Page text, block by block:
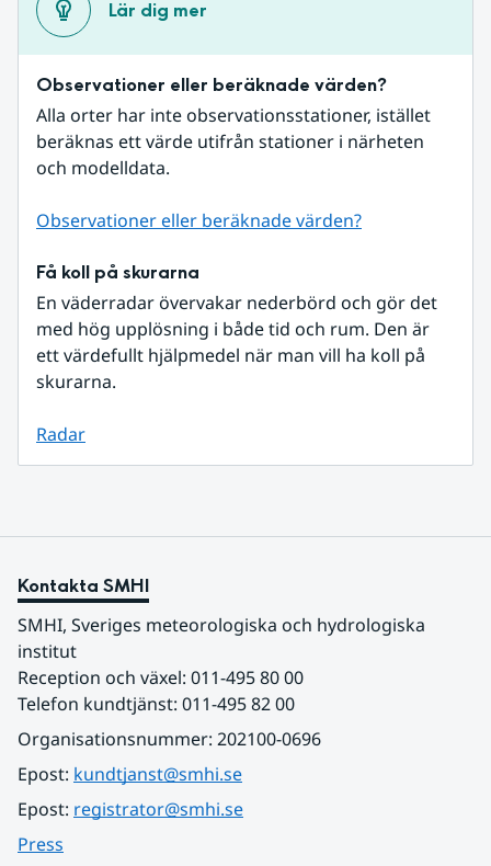
Lär dig mer
Observationer eller beräknade värden?
Alla orter har inte observationsstationer, istället
beräknas ett värde utifrån stationer i närheten
och modelldata.
Observationer eller beräknade värden?
Få koll på skurarna
En väderradar övervakar nederbörd och gör det
med hög upplösning i både tid och rum. Den är
ett värdefullt hjälpmedel när man vill ha koll på
skurarna.
Radar
Kontakta SMHI
SMHI, Sveriges meteorologiska och hydrologiska
institut
Reception och växel: 011-495 80 00
Telefon kundtjänst: 011-495 82 00
Organisationsnummer: 202100-0696
Epost: kundtjanst@smhi.se
Epost: registrator@smhi.se
Press